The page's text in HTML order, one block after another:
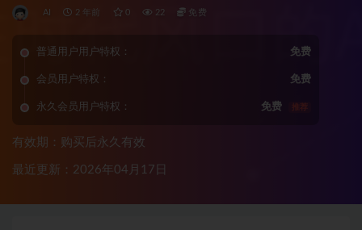
AI 2 年前 0 22 免费
普通用户用户特权： 免费
会员用户特权： 免费
永久会员用户特权： 免费 推荐
有效期：购买后永久有效
最近更新：2026年04月17日